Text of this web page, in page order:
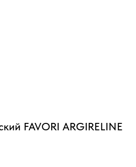
FAVORI ARGIRELINE